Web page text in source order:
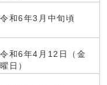
令和6年3月中旬頃
令和6年4月12日（金
曜日）